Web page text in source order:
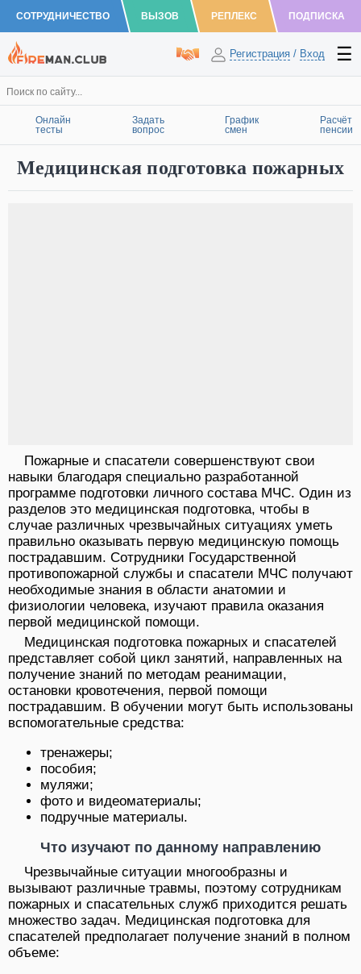
СОТРУДНИЧЕСТВО ВЫЗОВ РЕПЛЕКС ПОДПИСКА
Регистрация / Вход
Онлайн
тесты
Задать
вопрос
График
смен
Расчёт
пенсии
Медицинская подготовка пожарных
Пожарные и спасатели совершенствуют свои
навыки благодаря специально разработанной
программе подготовки личного состава МЧС. Один из
разделов это медицинская подготовка, чтобы в
случае различных чрезвычайных ситуациях уметь
правильно оказывать первую медицинскую помощь
пострадавшим. Сотрудники Государственной
противопожарной службы и спасатели МЧС получают
необходимые знания в области анатомии и
физиологии человека, изучают правила оказания
первой медицинской помощи.
Медицинская подготовка пожарных и спасателей
представляет собой цикл занятий, направленных на
получение знаний по методам реанимации,
остановки кровотечения, первой помощи
пострадавшим. В обучении могут быть использованы
вспомогательные средства:
тренажеры;
пособия;
муляжи;
фото и видеоматериалы;
подручные материалы.
Что изучают по данному направлению
Чрезвычайные ситуации многообразны и
вызывают различные травмы, поэтому сотрудникам
пожарных и спасательных служб приходится решать
множество задач. Медицинская подготовка для
спасателей предполагает получение знаний в полном
объеме: